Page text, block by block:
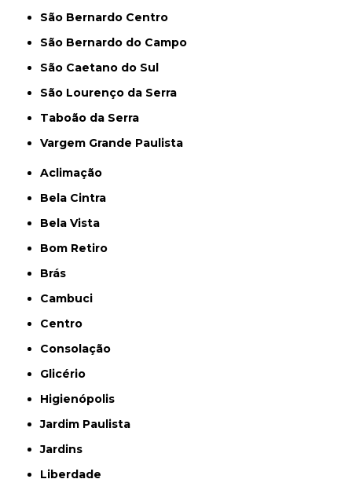
São Bernardo Centro
São Bernardo do Campo
São Caetano do Sul
São Lourenço da Serra
Taboão da Serra
Vargem Grande Paulista
Aclimação
Bela Cintra
Bela Vista
Bom Retiro
Brás
Cambuci
Centro
Consolação
Glicério
Higienópolis
Jardim Paulista
Jardins
Liberdade